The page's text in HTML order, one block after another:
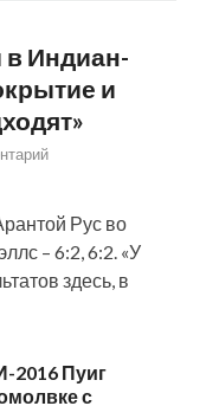
в Индиан-
и
Рус во
– 6:2, 6:2. «У
здесь, в
2016 Пуиг
с